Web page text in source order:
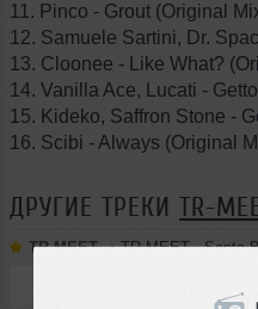
11. Pinco - Grout (Original
12. Samuele Sartini, Dr.
13. Cloonee - Like What?
14. Vanilla Ace, Lucati -
15. Kideko, Saffron Stone -
16. Scibi - Always (Original
ДРУГИЕ ТРЕКИ TR-
TR-MEET ➝TR-MEET - Santa